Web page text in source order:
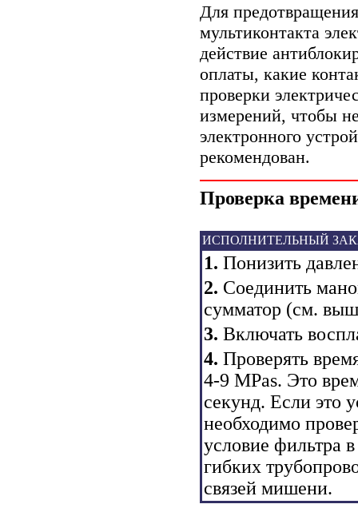
Для
мультиконтакта
действие
оплаты, какие
проверки
измерений, чтобы
электронного
рекомендован.
Проверка
ИСПОЛНИТЕЛЬНЫЙ
1. Понизить
2. Соединить
сумматор (см.
3. Включать
4. Проверять
4-9 MPas. Это
секунд. Если это
необходимо
условие фильтра
гибких
связей мишени.